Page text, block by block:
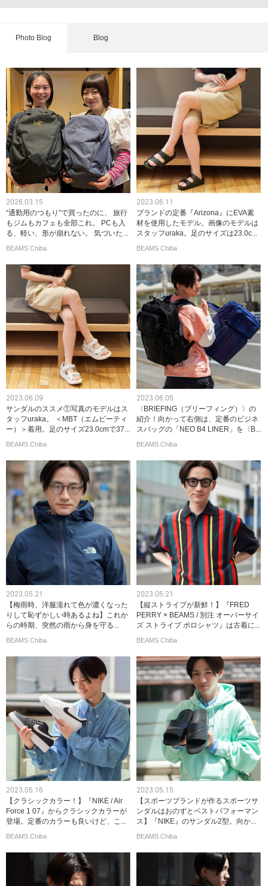
Photo Blog Blog
2026.03.15
“通勤用のつもり”で買ったのに、 旅行
もジムもカフェも全部これ。 PCも入
る、軽い、形が崩れない。 気づいた...
BEAMS Chiba
2023.06.11
ブランドの定番『Arizona』にEVA素
材を使用したモデル。画像のモデルは
スタッフuraka。足のサイズは23.0c...
BEAMS Chiba
2023.06.09
サンダルのススメ①写真のモデルはス
タッフuraka。 ＜MBT（エムビーティ
ー）＞着用。足のサイズ23.0cmで37...
BEAMS Chiba
2023.06.05
〈BRIEFING（ブリーフィング）〉の
紹介！向かって右側は、定番のビジネ
スバッグの「NEO B4 LINER」を〈B...
BEAMS Chiba
2023.05.21
【梅雨時、洋服濡れて色が濃くなった
りして恥ずかしい時あるよね】これか
らの時期、突然の雨から身を守る...
BEAMS Chiba
2023.05.21
【縦ストライプが新鮮！】『FRED
PERRY × BEAMS / 別注 オーバーサイ
ズ ストライプ ポロシャツ』は古着に...
BEAMS Chiba
2023.05.16
【クラシックカラー！】『NIKE / Air
Force 1 07』からクラシックカラーが
登場。定番のカラーも良いけど、こ...
BEAMS Chiba
2023.05.15
【スポーツブランドが作るスポーツサ
ンダルはおのずとベストパフォーマン
ス】『NIKE』のサンダル2型。向か...
BEAMS Chiba